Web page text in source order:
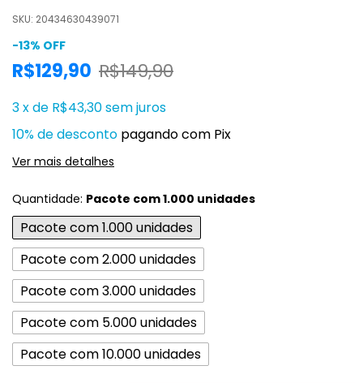
SKU: 20434630439071
-13% OFF
R$129,90 R$149,90
3xde R$43,30sem juros
10% de desconto pagando com Pix
Ver mais detalhes
Quantidade: Pacote com 1.000 unidades
Pacote com 1.000 unidades
Pacote com 2.000 unidades
Pacote com 3.000 unidades
Pacote com 5.000 unidades
Pacote com 10.000 unidades